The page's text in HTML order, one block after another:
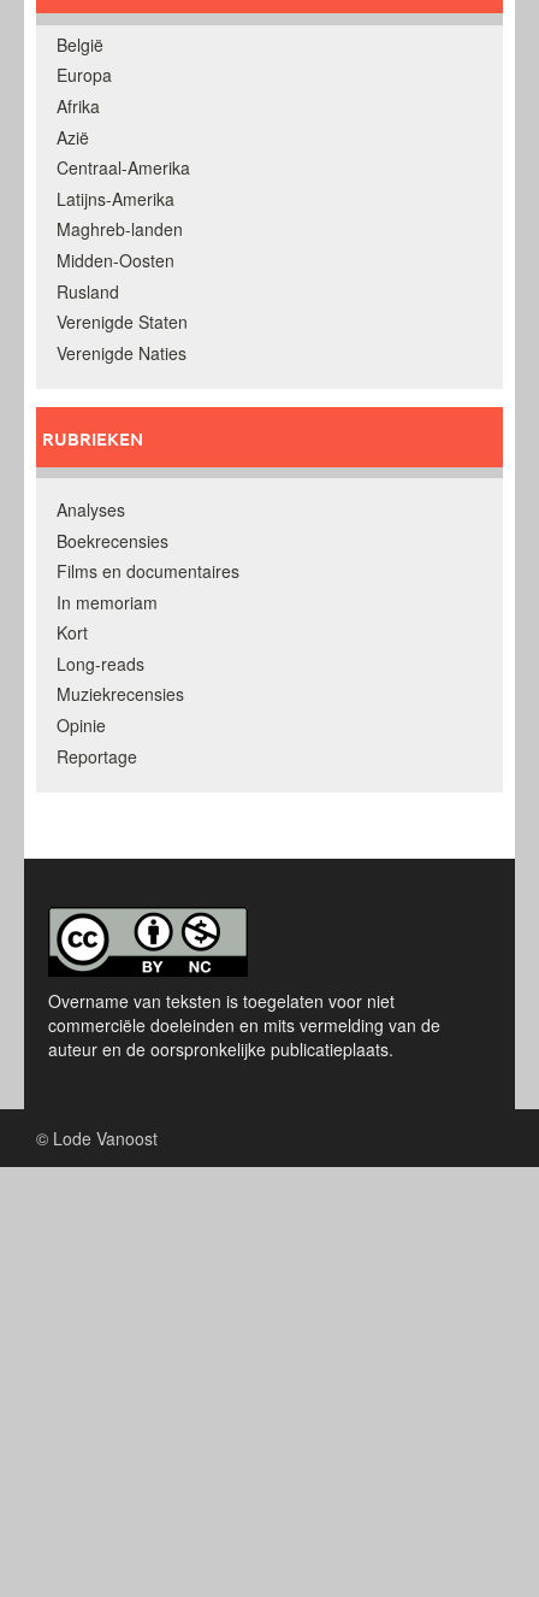
België
Europa
Afrika
Azië
Centraal-Amerika
Latijns-Amerika
Maghreb-landen
Midden-Oosten
Rusland
Verenigde Staten
Verenigde Naties
RUBRIEKEN
Analyses
Boekrecensies
Films en documentaires
In memoriam
Kort
Long-reads
Muziekrecensies
Opinie
Reportage
Overname van teksten is toegelaten voor niet
commerciële doeleinden en mits vermelding van de
auteur en de oorspronkelijke publicatieplaats.
© Lode Vanoost